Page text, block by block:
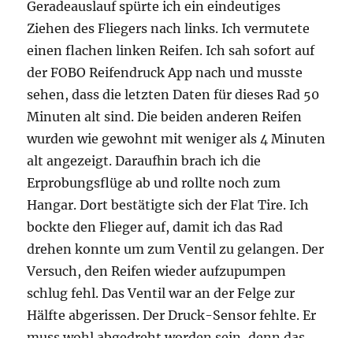
Geradeauslauf spürte ich ein eindeutiges
Ziehen des Fliegers nach links. Ich vermutete
einen flachen linken Reifen. Ich sah sofort auf
der FOBO Reifendruck App nach und musste
sehen, dass die letzten Daten für dieses Rad 50
Minuten alt sind. Die beiden anderen Reifen
wurden wie gewohnt mit weniger als 4 Minuten
alt angezeigt. Daraufhin brach ich die
Erprobungsflüge ab und rollte noch zum
Hangar. Dort bestätigte sich der Flat Tire. Ich
bockte den Flieger auf, damit ich das Rad
drehen konnte um zum Ventil zu gelangen. Der
Versuch, den Reifen wieder aufzupumpen
schlug fehl. Das Ventil war an der Felge zur
Hälfte abgerissen. Der Druck-Sensor fehlte. Er